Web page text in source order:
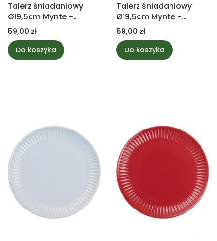
Talerz śniadaniowy
Ø19,5cm Mynte -
French Grey
Cena
59,00 zł
Do koszyka
Talerz śniadaniowy
Ø19,5cm Mynte -
Hazelnut
Cena
59,00 zł
Do koszyka